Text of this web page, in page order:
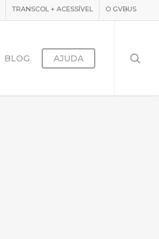
TRANSCOL + ACESSÍVEL O GVBUS
BLOG AJUDA